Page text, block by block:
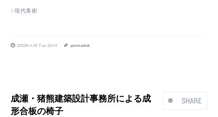
現代美術
2008.11.18 Tue 22:14 permalink
SHARE
成瀬・猪熊建築設計事務所による成
形合板の椅子